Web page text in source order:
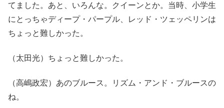
てました。あと、いろんな。クイーンとか。当時、小学生
にとっちゃディープ・パープル、レッド・ツェッペリンは
ちょっと難しかった。
（太田光）ちょっと難しかった。
（高嶋政宏）あのブルース。リズム・アンド・ブルースの
ね。